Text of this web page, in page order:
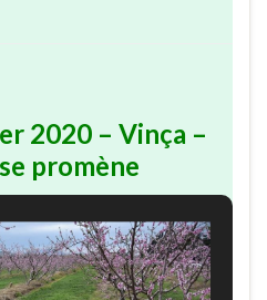
2020 – Vinça –
promène